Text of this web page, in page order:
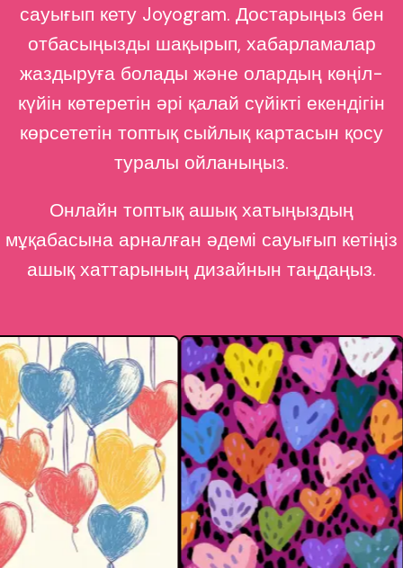
сауығып кету Joyogram. Достарыңыз бен
отбасыңызды шақырып, хабарламалар
жаздыруға болады және олардың көңіл-
күйін көтеретін әрі қалай сүйікті екендігін
көрсететін топтық сыйлық картасын қосу
туралы ойланыңыз.
Онлайн топтық ашық хатыңыздың
мұқабасына арналған әдемі сауығып кетіңіз
ашық хаттарының дизайнын таңдаңыз.